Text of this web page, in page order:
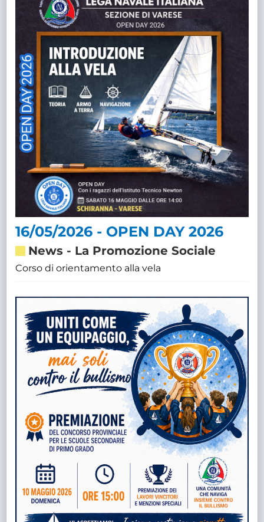
16/05/2026 - OPEN DAY 2026
News - La Promozione Sociale
Corso di orientamento alla vela